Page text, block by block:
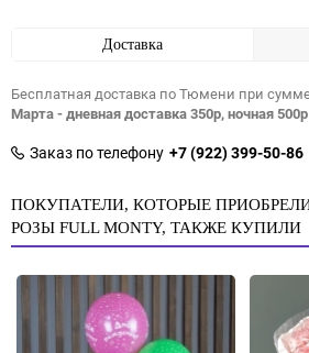
Доставка
Бесплатная доставка по Тюмени при
Марта - дневная доставка 350р, ночная 500р
Заказ по телефону +7 (922) 399-50-86
ПОКУПАТЕЛИ, КОТОРЫЕ
РОЗЫ FULL MONTY, ТАКЖЕ КУПИЛИ